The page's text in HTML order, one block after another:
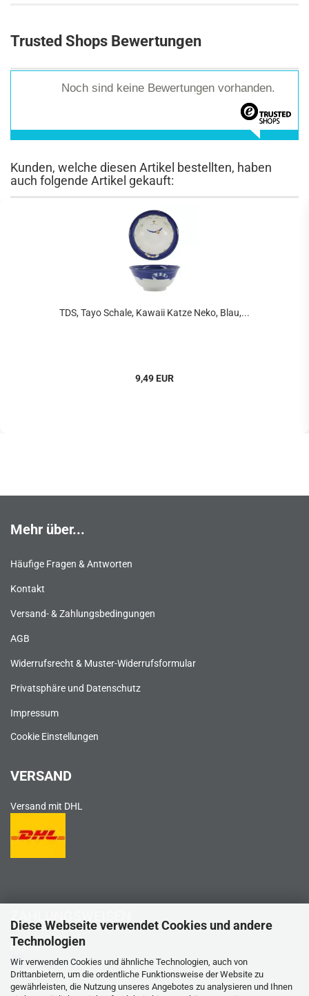
Diese Webseite verwendet Cookies und andere
Technologien
Wir verwenden Cookies und ähnliche Technologien, auch von
Drittanbietern, um die ordentliche Funktionsweise der Website zu
gewährleisten, die Nutzung unseres Angebotes zu analysieren und Ihnen
Trusted Shops Bewertungen
Noch sind keine Bewertungen vorhanden.
Kunden, welche diesen Artikel bestellten, haben
auch folgende Artikel gekauft:
TDS, Tayo Schale, Kawaii Katze Neko, Blau,...
9,49 EUR
Mehr über...
Häufige Fragen & Antworten
Kontakt
Versand- & Zahlungsbedingungen
AGB
Widerrufsrecht & Muster-Widerrufsformular
Privatsphäre und Datenschutz
Impressum
Cookie Einstellungen
VERSAND
Versand mit DHL
ZAHLUNGSWEISEN
PayPal